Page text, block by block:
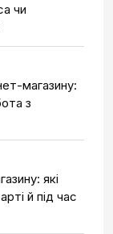
чи
магазину:
з
які
й під час